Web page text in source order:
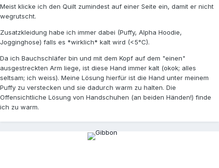
Meist klicke ich den Quilt zumindest auf einer Seite ein, damit er nicht
wegrutscht.
Zusatzkleidung habe ich immer dabei (Puffy, Alpha Hoodie,
Jogginghose) falls es *wirklich* kalt wird (<5°C).
Da ich Bauchschläfer bin und mit dem Kopf auf dem "einen"
ausgestreckten Arm liege, ist diese Hand immer kalt (okok; alles
seltsam; ich weiss). Meine Lösung hierfür ist die Hand unter meinem
Puffy zu verstecken und sie dadurch warm zu halten. Die
Offensichtliche Lösung von Handschuhen (an beiden Händen!) finde
ich zu warm.